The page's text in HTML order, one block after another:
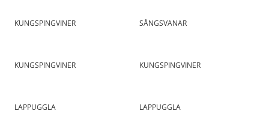
KUNGSPINGVINER SÅNGSVANAR
KUNGSPINGVINER KUNGSPINGVINER
LAPPUGGLA LAPPUGGLA